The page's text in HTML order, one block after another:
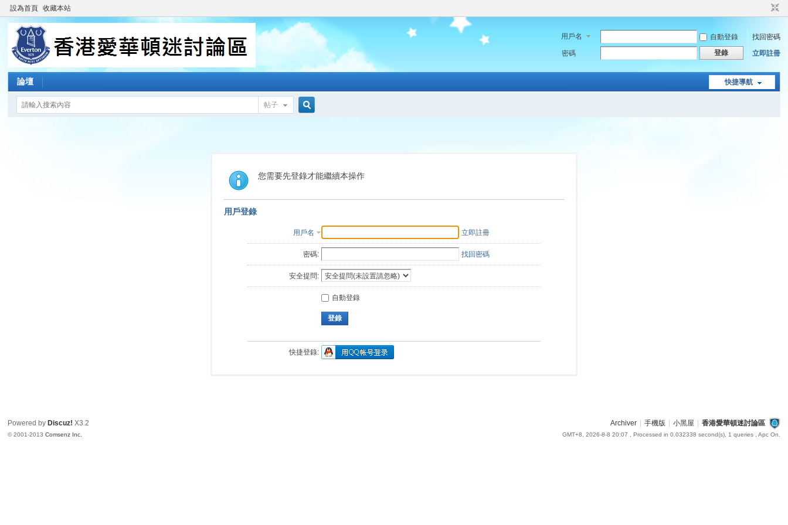
設為首頁 收藏本站
用戶名 自動登錄
找回密碼
密碼
登錄 立即註冊
快捷導航
論壇
帖子
索
您需要先登錄才能繼續本操作
用戶登錄
用戶名 立即註冊
密碼: 找回密碼
安全提問:
自動登錄
登錄
快捷登錄:
Archiver 手機版 小黑屋 香港愛華頓迷討論區
GMT+8, 2026-8-8 20:07 , Processed in 0.032338 second(s), 1 queries , Apc On.
Powered by Discuz! X3.2
© 2001-2013Comsenz Inc.